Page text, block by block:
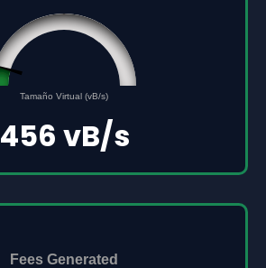
45561691
Tamaño Virtual (vB/s)500000000
456 vB/s
Fees Generated